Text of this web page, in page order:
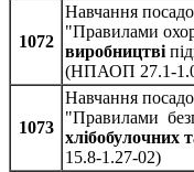
1072
Навчання
"Правилами
виробництві
(НПАОП 27.1-
1073
Навчання
"Правилами
хлібобулочних
15.8-1.27-02)